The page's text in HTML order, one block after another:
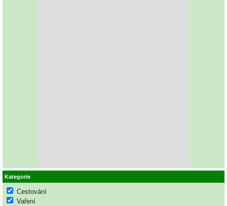
Kategorie
Cestování
Vaření